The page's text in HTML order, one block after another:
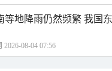
等地降雨仍然频繁 我国
2026-08-04 07:56